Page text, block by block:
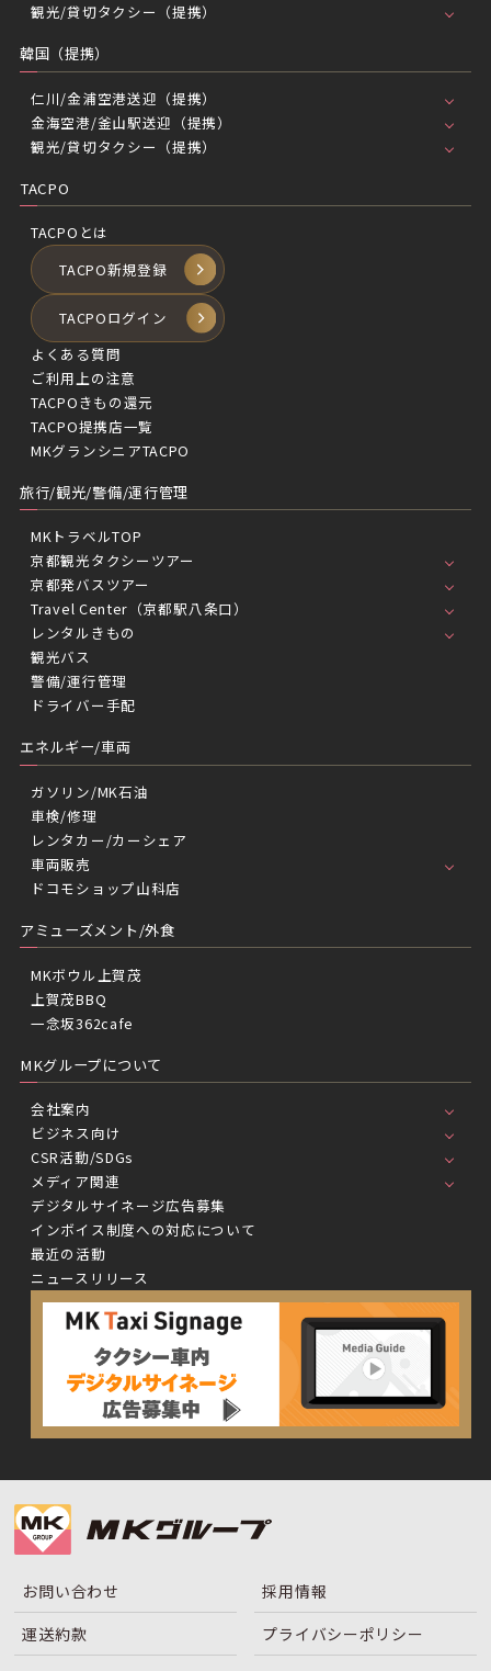
観光/貸切タクシー（提携）
韓国（提携）
仁川/金浦空港送迎（提携）
金海空港/釜山駅送迎（提携）
観光/貸切タクシー（提携）
TACPO
TACPOとは
TACPO新規登録
TACPOログイン
よくある質問
ご利用上の注意
TACPOきもの還元
TACPO提携店一覧
MKグランシニアTACPO
旅行/観光/警備/運行管理
MKトラベルTOP
京都観光タクシーツアー
京都発バスツアー
Travel Center（京都駅八条口）
レンタルきもの
観光バス
警備/運行管理
ドライバー手配
エネルギー/車両
ガソリン/MK石油
車検/修理
レンタカー/カーシェア
車両販売
ドコモショップ山科店
アミューズメント/外食
MKボウル上賀茂
上賀茂BBQ
一念坂362cafe
MKグループについて
会社案内
ビジネス向け
CSR活動/SDGs
メディア関連
デジタルサイネージ広告募集
インボイス制度への対応について
最近の活動
ニュースリリース
お問い合わせ
採用情報
運送約款
プライバシーポリシー